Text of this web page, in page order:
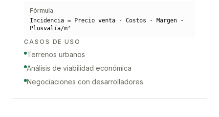
Fórmula
Incidencia = Precio venta - Costos - Margen -
Plusvalía/m²
CASOS DE USO
Terrenos urbanos
Análisis de viabilidad económica
Negociaciones con desarrolladores